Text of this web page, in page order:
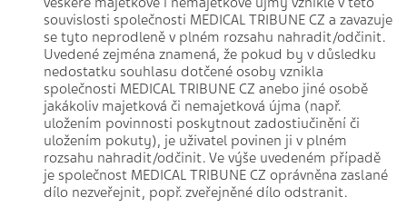
souvislosti společnosti MEDICAL TRIBUNE CZ a zavazuje
se tyto neprodleně v plném rozsahu nahradit/odčinit.
Uvedené zejména znamená, že pokud by v důsledku
nedostatku souhlasu dotčené osoby vznikla
společnosti MEDICAL TRIBUNE CZ anebo jiné osobě
jakákoliv majetková či nemajetková újma (např.
uložením povinnosti poskytnout zadostiučinění či
uložením pokuty), je uživatel povinen ji v plném
rozsahu nahradit/odčinit. Ve výše uvedeném případě
je společnost MEDICAL TRIBUNE CZ oprávněna zaslané
dílo nezveřejnit, popř. zveřejněné dílo odstranit.